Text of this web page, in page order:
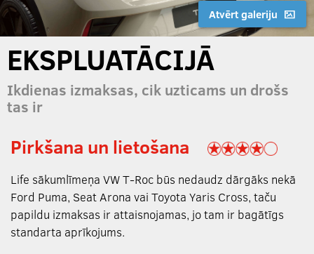
Atvērt galeriju
EKSPLUATĀCIJĀ
Ikdienas izmaksas, cik uzticams un drošs
tas ir
Pirkšana un lietošana
Life sākumlīmeņa VW T-Roc būs nedaudz dārgāks nekā
Ford Puma, Seat Arona vai Toyota Yaris Cross, taču
papildu izmaksas ir attaisnojamas, jo tam ir bagātīgs
standarta aprīkojums.